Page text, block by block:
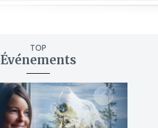
TOP
Événements